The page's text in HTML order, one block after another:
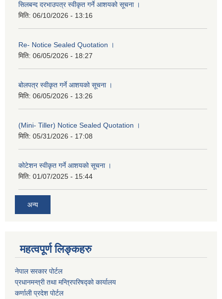
सिलबन्द दरभाउपत्र स्वीकृत गर्ने आशयको सूचना ।
मिति: 06/10/2026 - 13:16
Re- Notice Sealed Quotation ।
मिति: 06/05/2026 - 18:27
बोलपत्र स्वीकृत गर्ने आशयको सूचना ।
मिति: 06/05/2026 - 13:26
(Mini- Tiller) Notice Sealed Quotation ।
मिति: 05/31/2026 - 17:08
कोटेशन स्वीकृत गर्ने आशयको सूचना ।
मिति: 01/07/2025 - 15:44
अन्य
महत्वपूर्ण लिङ्कहरु
नेपाल सरकार पोर्टल
प्रधानमन्‍‍त्री तथा मन्‍त्रिपरिषद्को कार्यालय
कर्णाली प्रदेश पोर्टल